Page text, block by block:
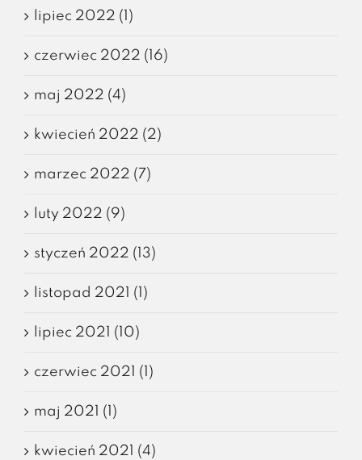
lipiec 2022 (1)
czerwiec 2022 (16)
maj 2022 (4)
kwiecień 2022 (2)
marzec 2022 (7)
luty 2022 (9)
styczeń 2022 (13)
listopad 2021 (1)
lipiec 2021 (10)
czerwiec 2021 (1)
maj 2021 (1)
kwiecień 2021 (4)